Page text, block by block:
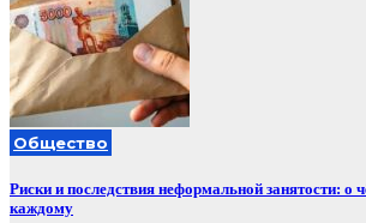
Общество
Риски и последствия неформальной занятости: о
каждому